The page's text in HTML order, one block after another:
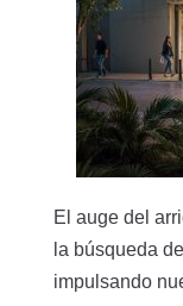
El auge del
la búsqueda
impulsando